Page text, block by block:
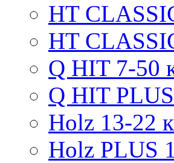
HT
HT
Q HIT 7-50
Q HIT
Holz 13-22
Holz PLUS